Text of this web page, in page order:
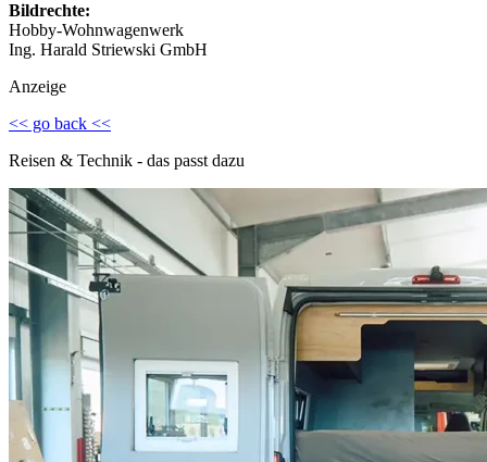
Bildrechte:
Hobby-Wohnwagenwerk
Ing. Harald Striewski GmbH
Anzeige
<< go back <<
Reisen & Technik - das passt dazu